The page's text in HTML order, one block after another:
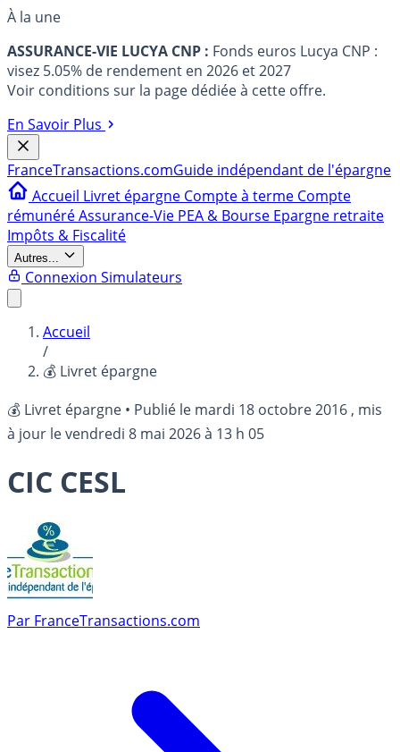
À la une
ASSURANCE-VIE LUCYA CNP : Fonds euros Lucya CNP :
visez 5.05% de rendement en 2026 et 2027
Voir conditions sur la page dédiée à cette offre.
En Savoir Plus
FranceTransactions.comGuide indépendant de l'épargne
Accueil Livret épargne Compte à terme Compte
rémunéréAssurance-Vie PEA & Bourse Epargne retraite
Impôts & Fiscalité
Autres...
Connexion Simulateurs
Accueil
/
💰 Livret épargne
💰 Livret épargne • Publié le mardi 18 octobre 2016 , mis
à jour levendredi 8 mai 2026 à 13 h 05
CIC CESL
Par FranceTransactions.com